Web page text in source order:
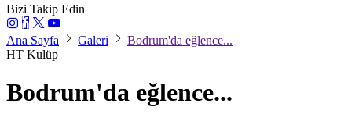
Bizi Takip Edin
Ana Sayfa Galeri
Bodrum'da eğlence...
HT Kulüp
Bodrum'da eğlence...